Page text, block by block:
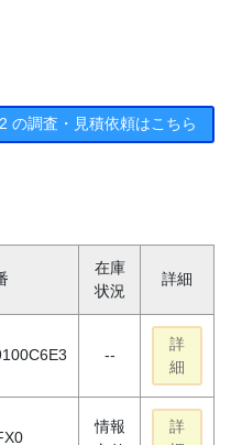
の調査・見積依頼はこちら
在庫
状況
詳細
--
詳
細
情報
詳